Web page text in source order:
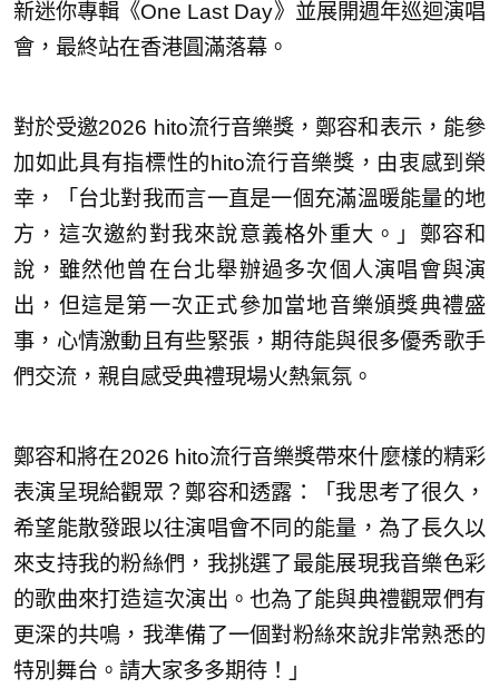
新迷你專輯《One Last Day》並展開週年巡迴演唱
會，最終站在香港圓滿落幕。
對於受邀2026 hito流行音樂獎，鄭容和表示，能參
加如此具有指標性的hito流行音樂獎，由衷感到榮
幸，「台北對我而言一直是一個充滿溫暖能量的地
方，這次邀約對我來說意義格外重大。」鄭容和
說，雖然他曾在台北舉辦過多次個人演唱會與演
出，但這是第一次正式參加當地音樂頒獎典禮盛
事，心情激動且有些緊張，期待能與很多優秀歌手
們交流，親自感受典禮現場火熱氣氛。
鄭容和將在2026 hito流行音樂獎帶來什麼樣的精彩
表演呈現給觀眾？鄭容和透露：「我思考了很久，
希望能散發跟以往演唱會不同的能量，為了長久以
來支持我的粉絲們，我挑選了最能展現我音樂色彩
的歌曲來打造這次演出。也為了能與典禮觀眾們有
更深的共鳴，我準備了一個對粉絲來說非常熟悉的
特別舞台。請大家多多期待！」